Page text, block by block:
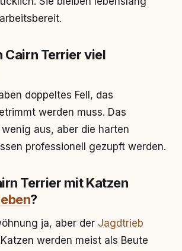
Cairn Terrier viel
doppeltes Fell, das
werden muss. Das
aus, aber die harten
professionell gezupft werden.
Terrier mit Katzen
?
ja, aber der Jagdtrieb
werden meist als Beute